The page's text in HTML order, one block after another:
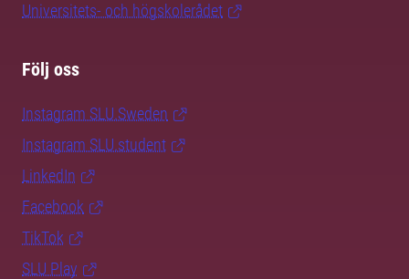
Universitets- och högskolerådet
Följ oss
Instagram SLU.Sweden
Instagram SLU.student
LinkedIn
Facebook
TikTok
SLU Play